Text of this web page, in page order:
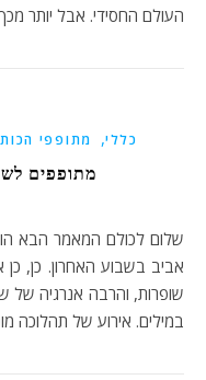
העולם החסידי. אבל יותר
כללי, מתופפי
מתופפים
שלום לכולם המאמר הבא הוא על אירוע מאוד מיוחד שערכנו בלב תל
אביב בשבוע האחרון. כן, כן
שופרות, והרבה אנרגיה
במילים. אירוע של תהלוכה